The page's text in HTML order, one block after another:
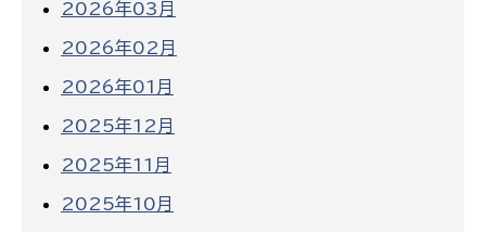
2026年03月
2026年02月
2026年01月
2025年12月
2025年11月
2025年10月